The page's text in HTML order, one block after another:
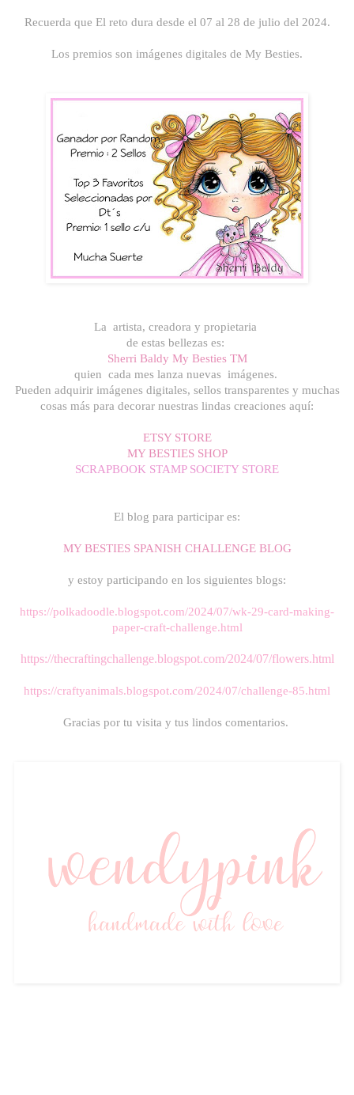
Recuerda que El reto dura desde el 07 al 28 de julio del 2024.
Los premios son imágenes digitales de My Besties.
La artista, creadora y propietaria
de estas bellezas es:
Sherri Baldy My Besties TM
quien cada mes lanza nuevas imágenes.
Pueden adquirir imágenes digitales, sellos transparentes y muchas
cosas más para decorar nuestras lindas creaciones aquí:
ETSY STORE
MY BESTIES SHOP
SCRAPBOOK STAMP SOCIETY STORE
El blog para participar es:
MY BESTIES SPANISH CHALLENGE BLOG
y estoy participando en los siguientes blogs:
https://polkadoodle.blogspot.com/2024/07/wk-29-card-making-
paper-craft-challenge.html
https://thecraftingchallenge.blogspot.com/2024/07/flowers.html
https://craftyanimals.blogspot.com/2024/07/challenge-85.html
Gracias por tu visita y tus lindos comentarios.